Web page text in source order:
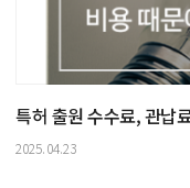
특허 출원 수수료, 관납
2025.04.23